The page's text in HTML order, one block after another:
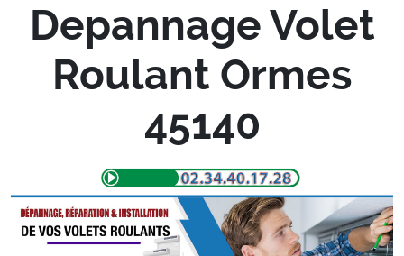
Depannage Volet
Roulant Ormes
45140